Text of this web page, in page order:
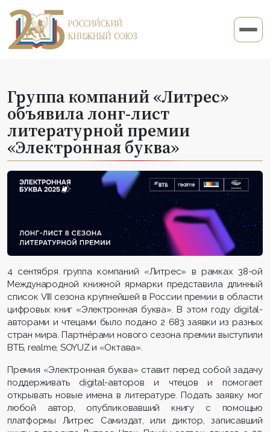
Группа компаний «Литрес»
объявила лонг-лист
литературной премии
«Электронная буква»
4 сентября группа компаний «Литрес» в рамках 38-ой
Международной книжной ярмарки представила длинный
список VIII сезона крупнейшей в России премии в области
цифровых книг «Электронная буква». В этом году digital-
авторами и чтецами было подано 2 683 заявки из разных
стран мира. Партнёрами нового сезона премии выступили
ВТБ, realme, SOYUZ и «Октава».
Премия «Электронная буква» ставит перед собой задачу
поддерживать digital-авторов и чтецов и помогает
открывать новые имена в литературе. Подать заявку мог
любой автор, опубликовавший книгу с помощью
платформы Литрес Самиздат, или диктор, записавший